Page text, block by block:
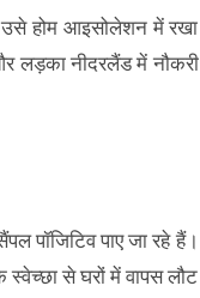
उसे होम आइसोलेशन में रखा
लड़का नीदरलैंड में नौकरी
पॉजिटिव पाए जा रहे हैं।
से घरों में वापस लौट